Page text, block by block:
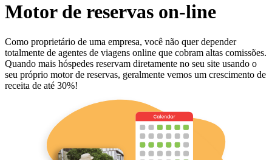
Motor de reservas on-line
Como proprietário de uma empresa, você não quer depender
totalmente de agentes de viagens online que cobram altas comissões.
Quando mais hóspedes reservam diretamente no seu site usando o
seu próprio motor de reservas, geralmente vemos um crescimento de
receita de até 30%!